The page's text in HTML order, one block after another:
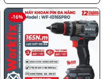
-16%